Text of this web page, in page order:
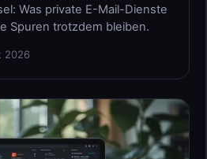
Was private E-Mail-Dienste
Spuren trotzdem bleiben.
2026